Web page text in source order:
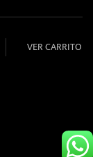
VER CARRITO